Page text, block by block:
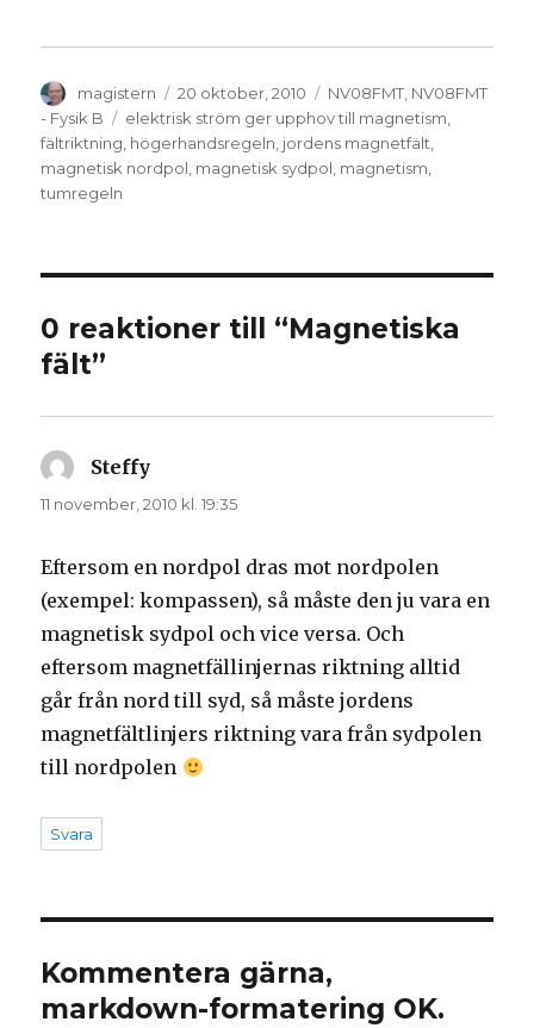
Författare
magistern
Publicerat
den
20 oktober, 2010 Kategorier
NV08FMT, NV08FMT
- Fysik B
Etiketter
elektrisk ström ger upphov till magnetism,
fältriktning, högerhandsregeln, jordens magnetfält,
magnetisk nordpol, magnetisk sydpol, magnetism,
tumregeln
0 reaktioner till “Magnetiska
fält”
Steffy
11 november, 2010 kl. 19:35
Eftersom en nordpol dras mot nordpolen
(exempel: kompassen), så måste den ju vara en
magnetisk sydpol och vice versa. Och
eftersom magnetfällinjernas riktning alltid
går från nord till syd, så måste jordens
magnetfältlinjers riktning vara från sydpolen
till nordpolen
Svara
Kommentera gärna,
markdown-formatering OK.